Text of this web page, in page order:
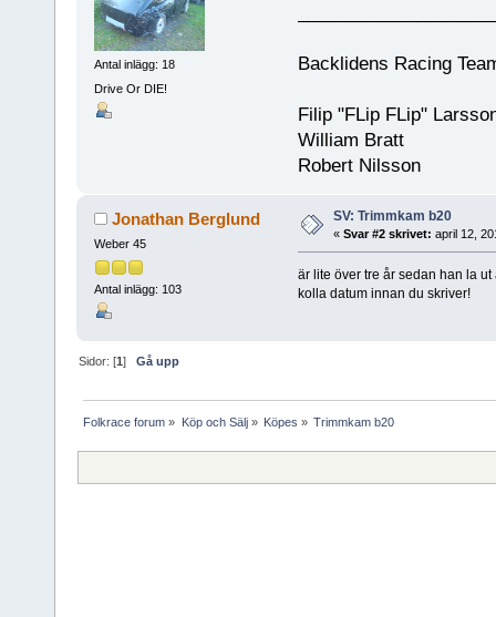
Antal inlägg: 18
Drive Or DIE!
Backlidens Racing
Filip "FLip FLip"
William Bratt
Robert Nilsson
Jonathan Berglund
Weber 45
Antal inlägg: 103
SV: Trimmkam b20
« Svar #2 skrivet: april 12,
är lite över tre år sedan han la
kolla datum innan du skriver!
Sidor: [1]Gå upp
Folkrace forum » Köp och Sälj» Köpes » Trimmkam b20